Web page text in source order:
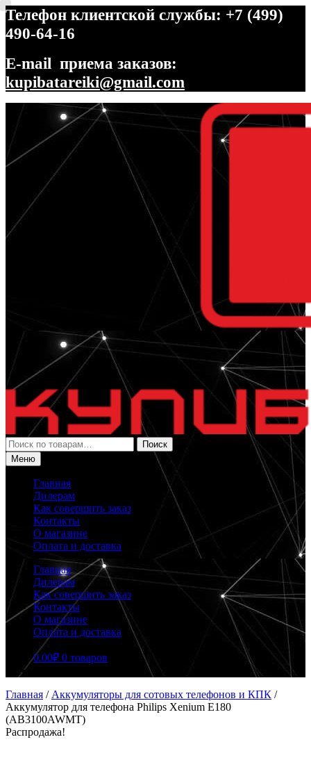
Телефон клиентской службы: +7 (499)
490-64-16
E-mail приема заказов:
kupibatareiki@gmail.com
Перейти
навигации
Перейти
содержимому
Искать:
Поиск
Меню
Главная
Дилерам
Как совершить заказ
Контакты
О магазине
Оплата и доставка
Главная
Дилерам
Как совершить заказ
Контакты
О магазине
Оплата и доставка
0.00₽ 0 товаров
Главная / Аккумуляторы для сотовых телефонов и КПК /
Аккумулятор для телефона Philips Xenium E180
(AB3100AWMT)
Распродажа!